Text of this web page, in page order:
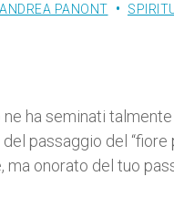
ANDREA PANONT
ha seminati
passaggio del
onorato del tuo